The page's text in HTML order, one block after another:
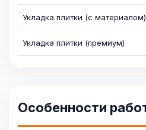
Укладка плитки (с материалом)
Укладка плитки (премиум)
Особенности